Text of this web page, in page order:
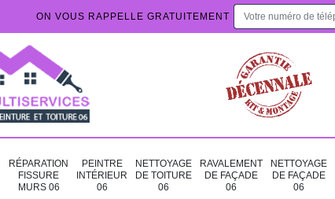
ON VOUS RAPPELLE GRATUITEMENT
RÉPARATION
FISSURE
MURS 06
PEINTRE
INTÉRIEUR
06
NETTOYAGE
DE TOITURE
06
RAVALEMENT
DE FAÇADE
06
NETTOYAGE
DE FAÇADE
06